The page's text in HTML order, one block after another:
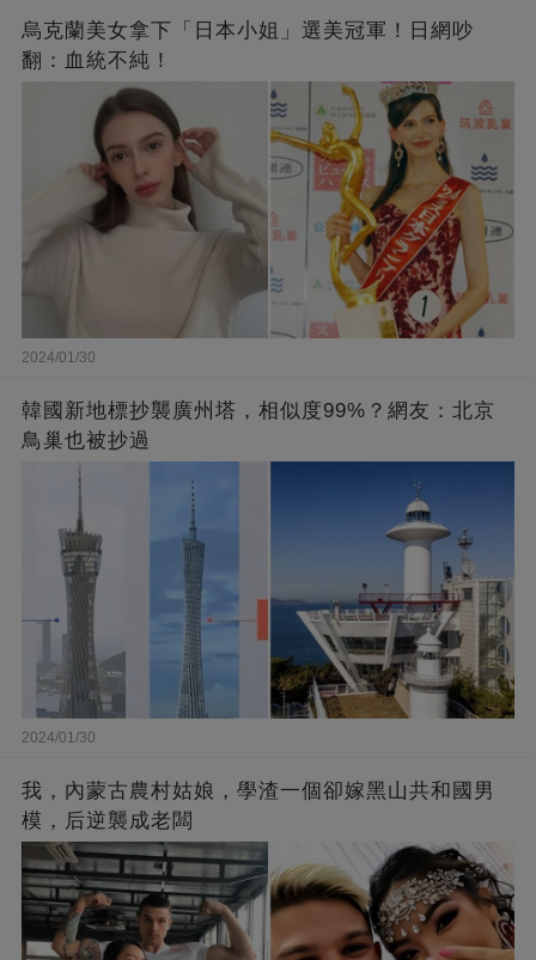
烏克蘭美女拿下「日本小姐」選美冠軍！日網吵
翻：血統不純！
2024/01/30
韓國新地標抄襲廣州塔，相似度99%？網友：北京
鳥巢也被抄過
2024/01/30
我，內蒙古農村姑娘，學渣一個卻嫁黑山共和國男
模，后逆襲成老闆